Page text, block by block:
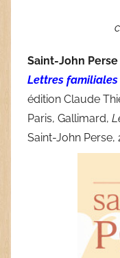
Saint-John Perse
Lettres familiales
édition Claude
Paris, Gallimard,
Saint-John Perse,